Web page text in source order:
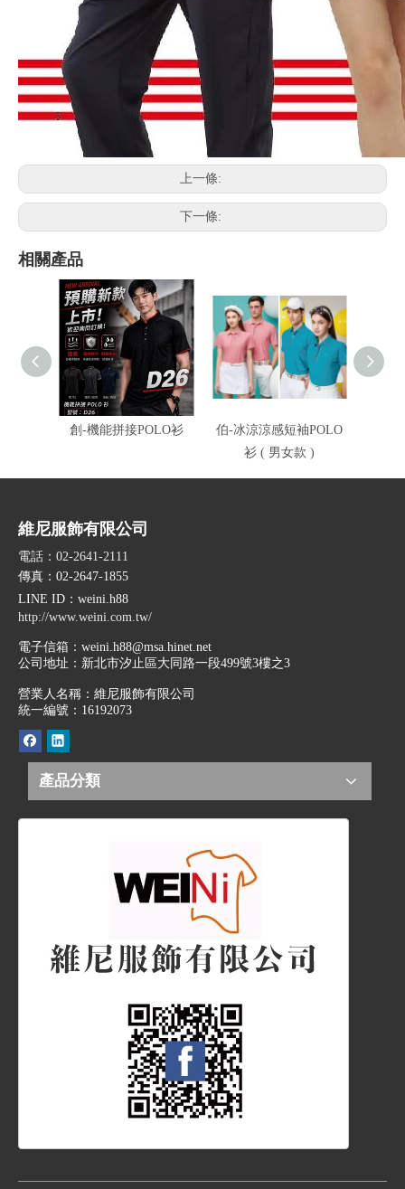
上一條:
下一條:
相關產品
創-機能拼接POLO衫
伯-冰涼涼感短袖POLO
衫 ( 男女款 )
維尼服飾有限公司
電話：02-2641-2111
傳真：02-2647-1855
LINE ID ：weini.h88
http://www.weini.com.tw/
電子信箱： weini.h88@msa.hinet.net
公司地址： 新北市汐止區大同路一段499號3樓之3
營業人名稱：維尼服飾有限公司
統一編號：16192073
產品分類